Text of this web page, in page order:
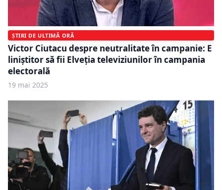
ȘTIRI DE ULTIMĂ ORĂ
Victor Ciutacu despre neutralitate în campanie: E
liniștitor să fii Elveția televiziunilor în campania
electorală
19 mai 2025